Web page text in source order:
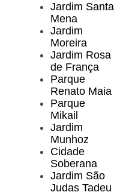
Jardim Santa
Mena
Jardim
Moreira
Jardim Rosa
de França
Parque
Renato Maia
Parque
Mikail
Jardim
Munhoz
Cidade
Soberana
Jardim São
Judas Tadeu